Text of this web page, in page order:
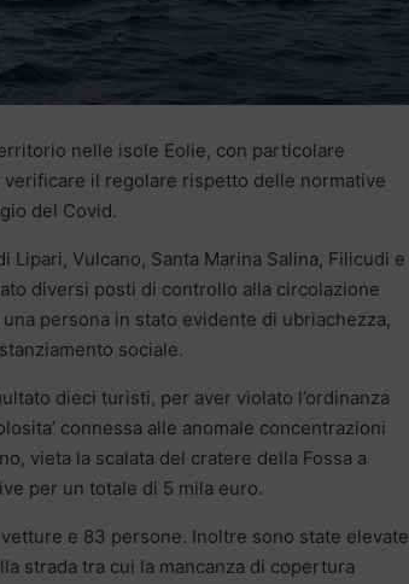
nelle isole Eolie, con particolare
verificare il regolare rispetto delle normative
del Covid.
Vulcano, Santa Marina Salina, Filicudi e
diversi posti di controllo alla circolazione
persona in stato evidente di ubriachezza,
sociale.
dieci turisti, per aver violato l’ordinanza
connessa alle anomale concentrazioni
vieta la scalata del cratere della Fossa a
per un totale di 5 mila euro.
e 83 persone. Inoltre sono state elevate
strada tra cui la mancanza di copertura